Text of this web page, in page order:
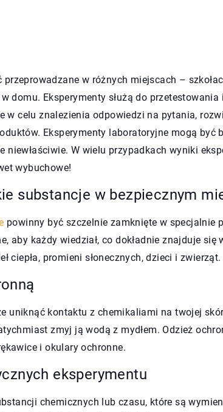
przeprowadzane w różnych miejscach –
domu. Eksperymenty służą do
w celu znalezienia odpowiedzi na pytania,
Eksperymenty laboratoryjne mogą być
niewłaściwie. W wielu przypadkach wyniki
wybuchowe!
substancje w bezpiecznym
powinny być szczelnie zamknięte w specjalnie
aby każdy wiedział, co dokładnie znajduje
ciepła, promieni słonecznych, dzieci i zwierząt.
uniknąć kontaktu z chemikaliami na twojej
zmyj ją wodą z mydłem. Odzież
i okulary ochronne.
eksperymentu
chemicznych lub czasu, które są